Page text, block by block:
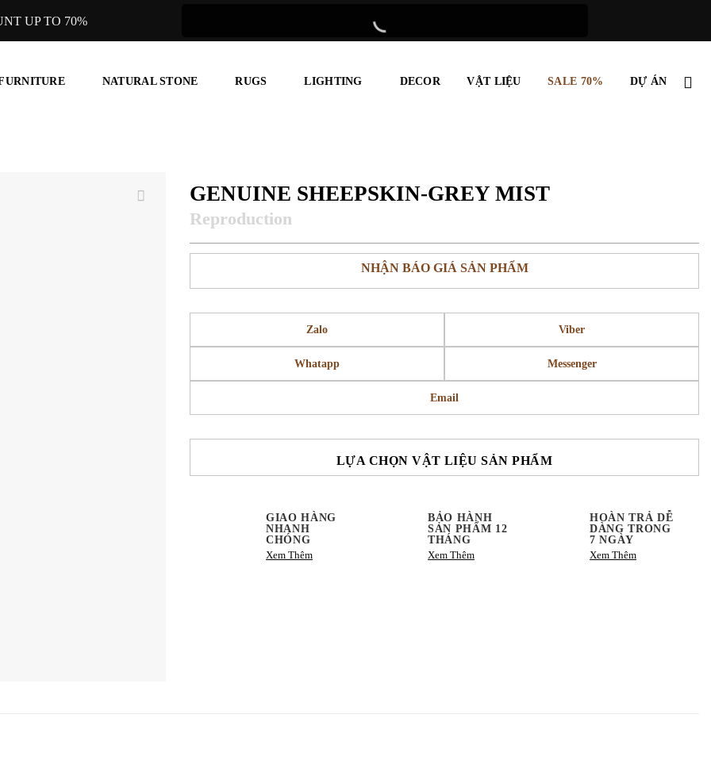
UP TO 70%
NATURAL STONE RUGS LIGHTING DECOR VẬT LIỆU SALE 70% DỰ ÁN
GENUINE SHEEPSKIN-GREY MIST
NHẬN BÁO GIÁ SẢN PHẨM
Zalo Viber
Whatapp Messenger
Email
LỰA CHỌN VẬT LIỆU SẢN PHẨM
GIAO HÀNG
NHANH
CHÓNG
Xem Thêm
BẢO HÀNH
SẢN PHẨM 12
THÁNG
Xem Thêm
HOÀN TRẢ DỄ
DÀNG TRONG
7 NGÀY
Xem Thêm